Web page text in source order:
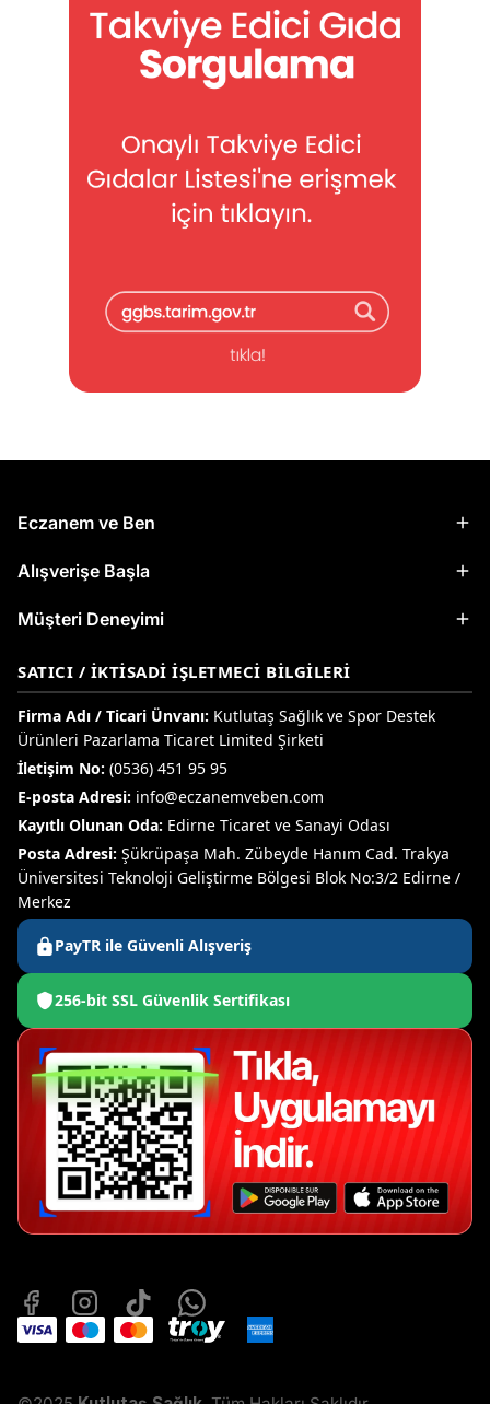
Eczanem ve Ben
Alışverişe Başla
Müşteri Deneyimi
SATICI / İKTISADI İŞLETMECI BILGILERI
Firma Adı / Ticari Ünvanı: Kutlutaş Sağlık ve Spor Destek
Ürünleri Pazarlama Ticaret Limited Şirketi
İletişim No: (0536) 451 95 95
E-posta Adresi: info@eczanemveben.com
Kayıtlı Olunan Oda: Edirne Ticaret ve Sanayi Odası
Posta Adresi: Şükrüpaşa Mah. Zübeyde Hanım Cad. Trakya
Üniversitesi Teknoloji Geliştirme Bölgesi Blok No:3/2 Edirne /
Merkez
PayTR ile Güvenli Alışveriş
256-bit SSL Güvenlik Sertifikası